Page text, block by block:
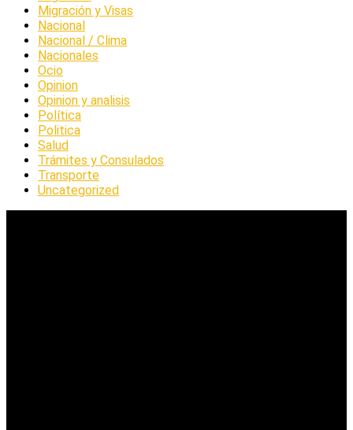
Migración y Visas
Nacional
Nacional / Clima
Nacionales
Ocio
Opinion
Opinion y analisis
Política
Politica
Salud
Trámites y Consulados
Transporte
Uncategorized